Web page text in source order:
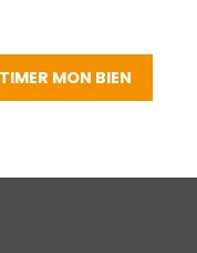
MON BIEN